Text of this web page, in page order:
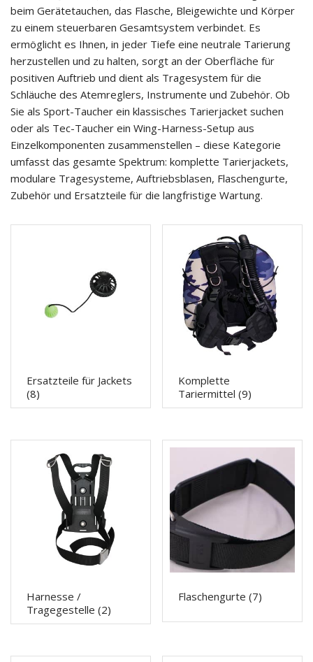
beim Gerätetauchen, das Flasche, Bleigewichte und Körper
zu einem steuerbaren Gesamtsystem verbindet. Es
ermöglicht es Ihnen, in jeder Tiefe eine neutrale Tarierung
herzustellen und zu halten, sorgt an der Oberfläche für
positiven Auftrieb und dient als Tragesystem für die
Schläuche des Atemreglers, Instrumente und Zubehör. Ob
Sie als Sport-Taucher ein klassisches Tarierjacket suchen
oder als Tec-Taucher ein Wing-Harness-Setup aus
Einzelkomponenten zusammenstellen – diese Kategorie
umfasst das gesamte Spektrum: komplette Tarierjackets,
modulare Tragesysteme, Auftriebsblasen, Flaschengurte,
Zubehör und Ersatzteile für die langfristige Wartung.
Ersatzteile für Jackets
(8)
Komplette
Tariermittel(9)
Harnesse /
Tragegestelle (2)
Flaschengurte(7)